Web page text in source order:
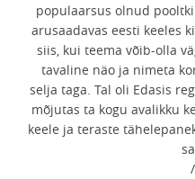
populaarsus olnud
arusaadavas eesti keeles
siis, kui teema võib-olla
tavaline näo ja nimeta
selja taga. Tal oli Edasis
mõjutas ta kogu avalikku
keele ja teraste